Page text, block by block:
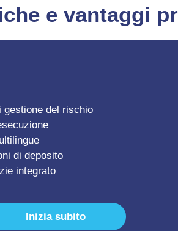
e vantaggi
gestione del rischio
di deposito
integrato
Inizia subito